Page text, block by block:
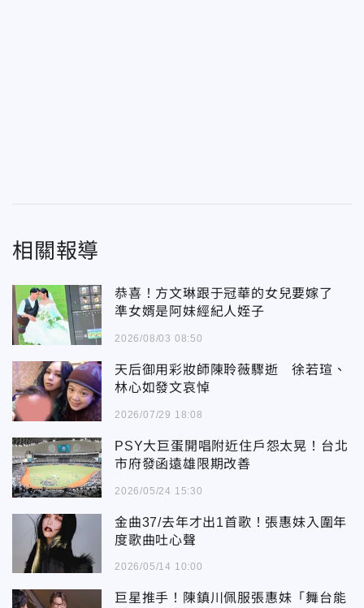
相關報導
恭喜！方文琳跟于冠華的女兒要嫁了
準女婿是阿妹經紀人姪子
2026/08/03 08:50
天后御用彩妝師陳聆薇驟逝 徐若瑄、
林心如發文哀悼
2026/07/29 18:08
PSY大巨蛋開唱附近住戶怨太晃！台北
市府發函遠雄限期改善
2026/05/24 15:30
金曲37/去年才出1首歌！張惠妹入圍年
度歌曲吐心聲
2026/05/14 10:00
巨星推手！陳鎮川佩服張惠妹「舞台能